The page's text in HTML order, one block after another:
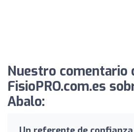
Nuestro comentario
FisioPRO.com.es
Abalo: